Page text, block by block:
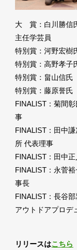
大 賞：白川勝信
主任学芸員
特別賞：河野宏
特別賞：高野孝
特別賞：畠山信
特別賞：藤原誉
FINALIST：菊間
事
FINALIST：田中
所 代表理事
FINALIST：田中
FINALIST：永菅
事長
FINALIST：長谷
アウトドアプロデ
リリースはこちら